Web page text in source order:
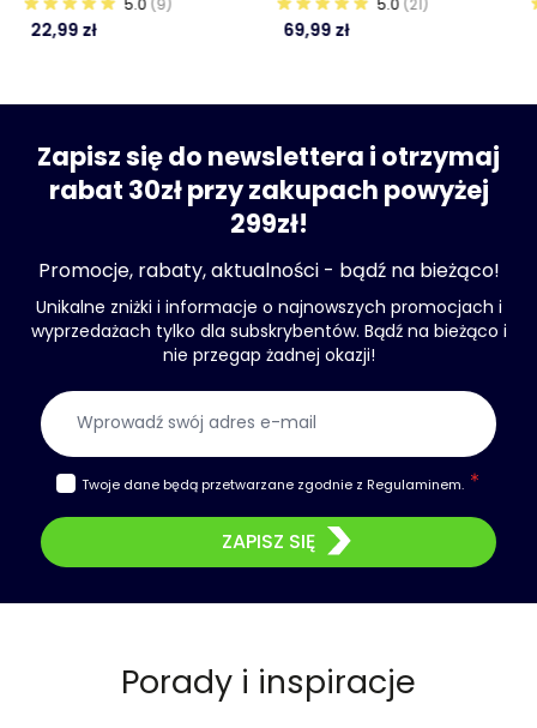
5.0 (9)
22,99 zł
5.0 (21)
69,99 zł
Zapisz się do newslettera i otrzymaj
rabat 30zł przy zakupach powyżej
299zł!
Promocje, rabaty, aktualności - bądź na bieżąco!
Unikalne zniżki i informacje o najnowszych promocjach i
wyprzedażach tylko dla subskrybentów. Bądź na bieżąco i
nie przegap żadnej okazji!
Twoje dane będą przetwarzane zgodnie z Regulaminem.
ZAPISZ SIĘ
Porady i inspiracje